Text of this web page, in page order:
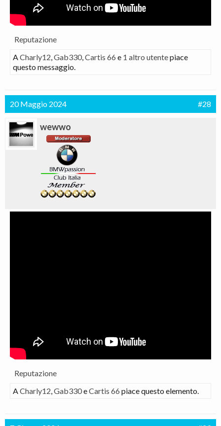
Reputazione
ACharly12,Gab330,Cartis 66 e 1 altro utentepiace
questo messaggio.
20 Maggio 2024 #28
wewwo
Reputazione
ACharly12,Gab330eCartis 66 piace questo elemento.